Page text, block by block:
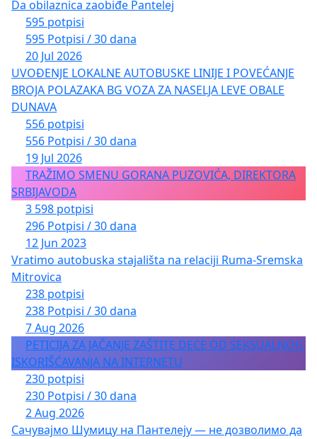
Da obilaznica zaobiđe Pantelej
595 potpisi
595 Potpisi / 30 dana
20 Jul 2026
UVOĐENJE LOKALNE AUTOBUSKE LINIJE I POVEĆANJE
BROJA POLAZAKA BG VOZA ZA NASELJA LEVE OBALE
DUNAVA
556 potpisi
556 Potpisi / 30 dana
19 Jul 2026
TRAŽIMO SMENU GORANA PUZOVIĆA, DIREKTORA
SRBIJAVODA
3 598 potpisi
296 Potpisi / 30 dana
12 Jun 2023
Vratimo autobuska stajališta na relaciji Ruma-Sremska
Mitrovica
238 potpisi
238 Potpisi / 30 dana
7 Aug 2026
PETICIJA ZA JAČANJE ZAŠTITE DECE OD SEKSUALNOG
ISKORIŠĆAVANJA NA INTERNETU
230 potpisi
230 Potpisi / 30 dana
2 Aug 2026
Сачувајмо Шумицу на Пантелеју — не дозволимо да